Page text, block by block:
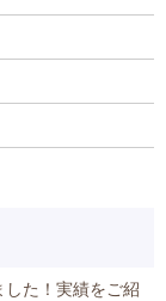
た！実績をご紹